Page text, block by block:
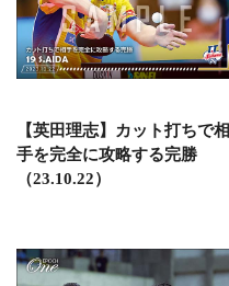
【英田理志】カット打ちで相
手を完全に攻略する完勝
（23.10.22）